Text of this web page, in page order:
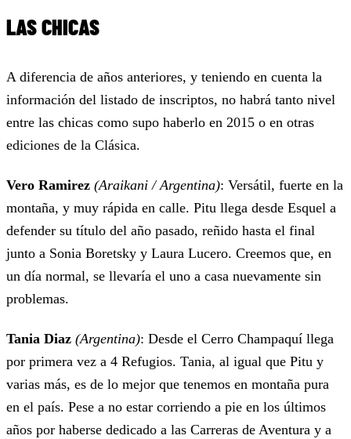
LAS CHICAS
A diferencia de años anteriores, y teniendo en cuenta la
información del listado de inscriptos, no habrá tanto nivel
entre las chicas como supo haberlo en 2015 o en otras
ediciones de la Clásica.
Vero Ramirez (Araikani / Argentina): Versátil, fuerte en la
montaña, y muy rápida en calle. Pitu llega desde Esquel a
defender su título del año pasado, reñido hasta el final
junto a Sonia Boretsky y Laura Lucero. Creemos que, en
un día normal, se llevaría el uno a casa nuevamente sin
problemas.
Tania Diaz (Argentina): Desde el Cerro Champaquí llega
por primera vez a 4 Refugios. Tania, al igual que Pitu y
varias más, es de lo mejor que tenemos en montaña pura
en el país. Pese a no estar corriendo a pie en los últimos
años por haberse dedicado a las Carreras de Aventura y a